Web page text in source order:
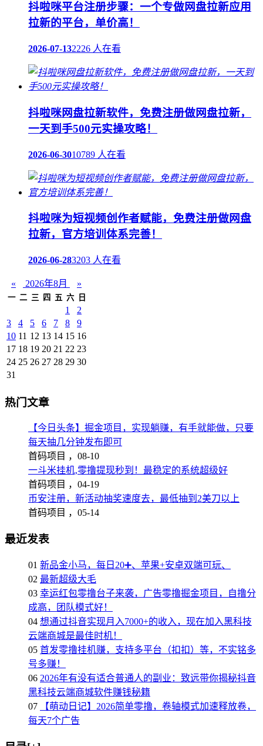
抖啦咪平台注册步骤：一个专做网盘拉新应用
拉新的平台，单价高！
2026-07-132226 人在看
抖啦咪网盘拉新软件，免费注册做网盘拉新，
一天到手500元实操攻略！
2026-06-3010789 人在看
抖啦咪为短视频创作者赋能，免费注册做网盘
拉新，官方培训体系完善！
2026-06-283203 人在看
« 2026年8月 »
一 二 三 四 五 六 日
1
2
3
4 5 6 7 8
9
10 11 12 13 14 15 16
17 18 19 20 21 22 23
24 25 26 27 28 29 30
31
热门文章
【今日头条】掘金项目，实现躺赚，有手就能做，只要
每天抽几分钟发布即可
首码项目 ， 08-10
一斗米挂机,零撸提现秒到！最稳定的系统超级好
首码项目 ， 04-19
币安注册，新活动抽奖速度去，最低抽到2美刀以上
首码项目 ， 05-14
最近发表
01 新品金小马，每日20➕、苹果+安卓双端可玩、
02 最新超级大毛
03 幸运红包零撸台子来袭，广告零撸掘金项目，自撸分
成高，团队模式好！
04 想通过抖音实现月入7000+的收入，现在加入黑科技
云端商城是最佳时机！
05 首发零撸挂机赚，支持多平台（扣扣）等，不实铭多
号多赚！
06 2026年有没有适合普通人的副业：致远带你揭秘抖音
黑科技云端商城软件赚钱秘籍
07
【萌动日记】2026简单零撸，卷轴模式加速释放卷，
每天7个广告